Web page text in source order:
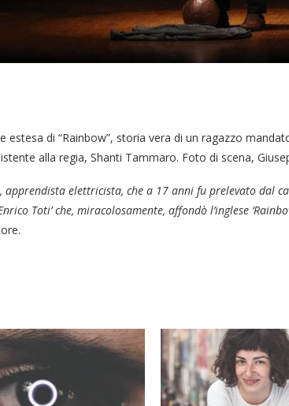
estesa di “Rainbow”, storia vera di un ragazzo
alla regia, Shanti Tammaro. Foto di scena,
elettricista, che a 17 anni fu prelevato dal
Toti’ che, miracolosamente, affondò l’inglese